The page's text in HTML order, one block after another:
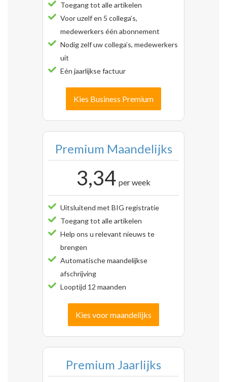
Toegang tot alle artikelen
Voor uzelf en 5 collega’s,
medewerkers één abonnement
Nodig zelf uw collega’s, medewerkers
uit
Eén jaarlijkse factuur
Kies Business Premium
Premium Maandelijks
3,34 per week
Uitsluitend met BIG registratie
Toegang tot alle artikelen
Help ons u relevant nieuws te
brengen
Automatische maandelijkse
afschrijving
Looptijd 12 maanden
Kies voor maandelijks
Premium Jaarlijks